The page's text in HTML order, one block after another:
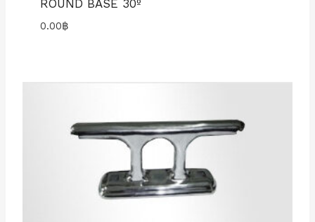
ROUND BASE 30º
0.00฿